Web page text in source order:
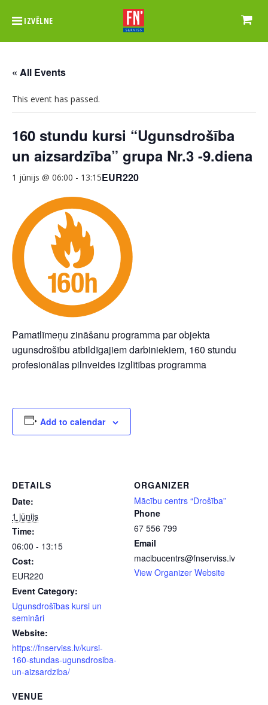
IZVĒLNE
« All Events
This event has passed.
160 stundu kursi “Ugunsdrošība
un aizsardzība” grupa Nr.3 -9.diena
1 jūnijs @ 06:00 - 13:15EUR220
Pamatlīmeņu zināšanu programma par objekta
ugunsdrošību atbildīgajiem darbiniekiem, 160 stundu
profesionālas pilnveides izglītības programma
Add to calendar
DETAILS
Date:
1 jūnijs
Time:
06:00 - 13:15
Cost:
EUR220
Event Category:
Ugunsdrošības kursi un
semināri
Website:
https://fnserviss.lv/kursi-
160-stundas-ugunsdrosiba-
un-aizsardziba/
VENUE
ORGANIZER
Mācību centrs “Drošība”
Phone
67 556 799
Email
macibucentrs@fnserviss.lv
View Organizer Website